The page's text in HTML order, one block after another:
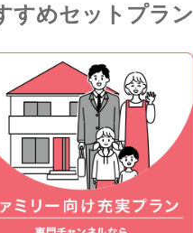
すめセットプラン